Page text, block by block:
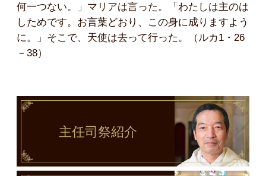
何一つない。」マリアは言った。「わたしは主のは
しためです。お言葉どおり、この身に成りますよう
に。」そこで、天使は去って行った。（ルカ1・26
－38）
主任司祭紹介